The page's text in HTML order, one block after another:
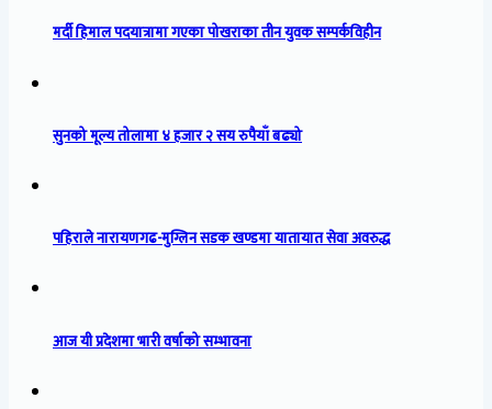
मर्दी हिमाल पदयात्रामा गएका पोखराका तीन युवक सम्पर्कविहीन
सुनको मूल्य तोलामा ४ हजार २ सय रुपैयाँ बढ्यो
पहिराले नारायणगढ-मुग्लिन सडक खण्डमा यातायात सेवा अवरुद्ध
आज यी प्रदेशमा भारी वर्षाको सम्भावना